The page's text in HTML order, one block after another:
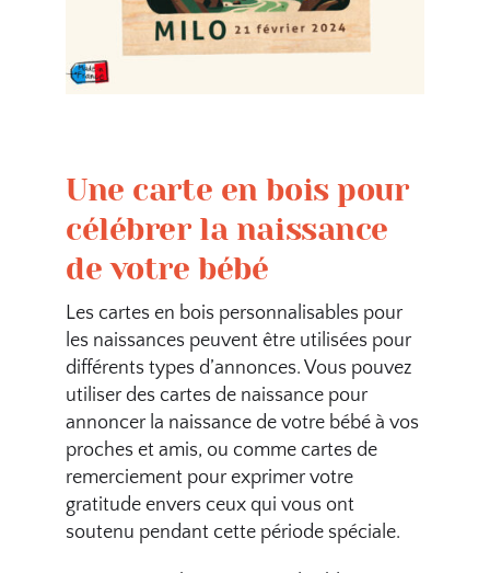
Une carte en bois pour
célébrer la naissance
de votre bébé
Les cartes en bois personnalisables pour
les naissances peuvent être utilisées pour
différents types d’annonces. Vous pouvez
utiliser des cartes de naissance pour
annoncer la naissance de votre bébé à vos
proches et amis, ou comme cartes de
remerciement pour exprimer votre
gratitude envers ceux qui vous ont
soutenu pendant cette période spéciale.